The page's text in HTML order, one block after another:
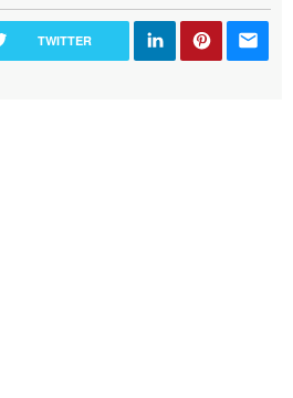
TWITTER